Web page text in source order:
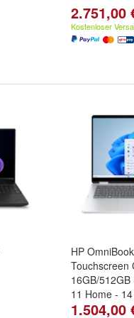
2.751,00
Kostenloser
HP
Touchscreen
16GB/
11 Home - 14
1.504,00